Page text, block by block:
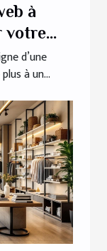
à
votre
d’une
à un...